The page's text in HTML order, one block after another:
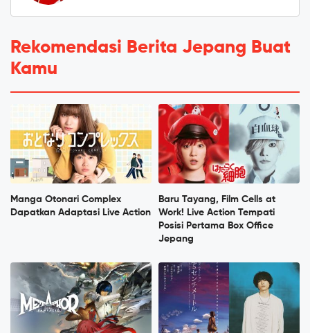
Rekomendasi Berita Jepang Buat
Kamu
Manga Otonari Complex
Dapatkan Adaptasi Live Action
Baru Tayang, Film Cells at
Work! Live Action Tempati
Posisi Pertama Box Office
Jepang